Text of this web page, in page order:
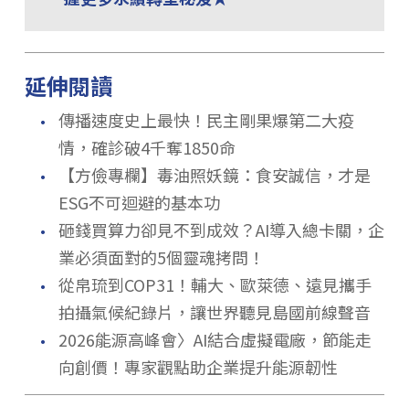
延伸閱讀
． 傳播速度史上最快！民主剛果爆第二大疫
情，確診破4千奪1850命
．
【方儉專欄】毒油照妖鏡：食安誠信，才是
ESG不可迴避的基本功
． 砸錢買算力卻見不到成效？AI導入總卡關，企
業必須面對的5個靈魂拷問！
． 從帛琉到COP31！輔大、歐萊德、遠見攜手
拍攝氣候紀錄片，讓世界聽見島國前線聲音
．
2026能源高峰會〉AI結合虛擬電廠，節能走
向創價！專家觀點助企業提升能源韌性